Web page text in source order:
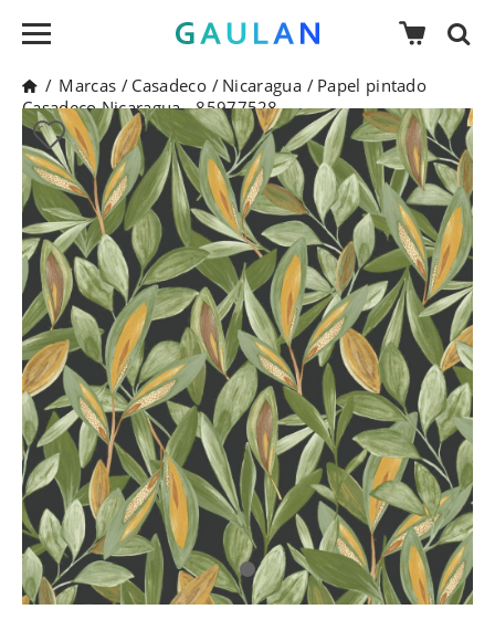
/ Marcas / Casadeco / Nicaragua / Papel pintado
Casadeco Nicaragua - 85977528